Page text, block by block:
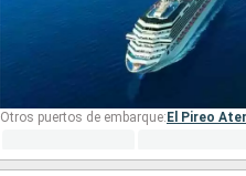
Otros puertos de embarque: El Pireo